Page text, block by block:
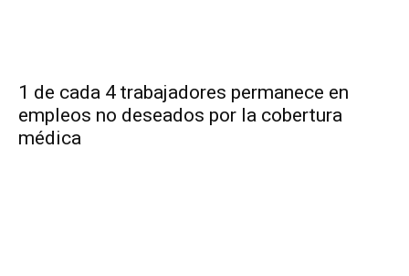
1 de cada 4 trabajadores permanece en
empleos no deseados por la cobertura
médica